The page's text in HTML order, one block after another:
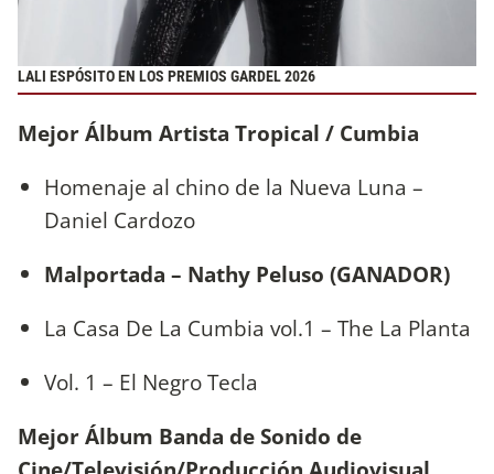
LALI ESPÓSITO EN LOS PREMIOS GARDEL 2026
Mejor Álbum Artista Tropical / Cumbia
Homenaje al chino de la Nueva Luna –
Daniel Cardozo
Malportada – Nathy Peluso (GANADOR)
La Casa De La Cumbia vol.1 – The La Planta
Vol. 1 – El Negro Tecla
Mejor Álbum Banda de Sonido de